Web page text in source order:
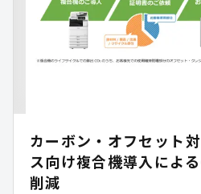
カーボン・オフセット
ス向け複合機導入によ
削減